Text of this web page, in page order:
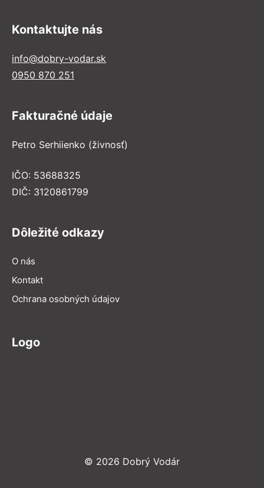
Kontaktujte nás
info@dobry-vodar.sk
0950 870 251
Fakturačné údaje
Petro Serhiienko (živnosť)
IČO: 53688325
DIČ: 3120861799
Dôležité odkazy
O nás
Kontakt
Ochrana osobných údajov
Logo
© 2026 Dobrý Vodár